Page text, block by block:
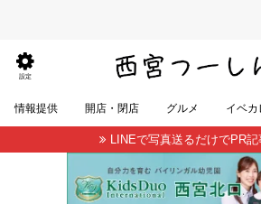
設定
情報提供 開店・閉店 グルメ イベカ
LINEで写真送るだけでPR